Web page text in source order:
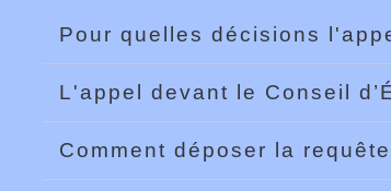
Pour quelles décisions
L'appel devant le Conseil
Comment déposer la